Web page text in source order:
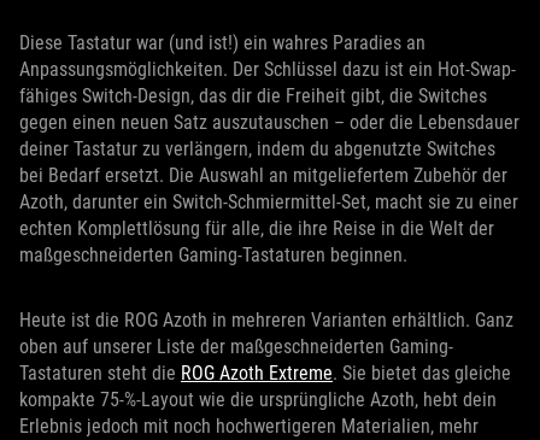
Diese Tastatur war (und ist!) ein wahres Paradies an
Anpassungsmöglichkeiten. Der Schlüssel dazu ist ein Hot-Swap-
fähiges Switch-Design, das dir die Freiheit gibt, die Switches
gegen einen neuen Satz auszutauschen – oder die Lebensdauer
deiner Tastatur zu verlängern, indem du abgenutzte Switches
bei Bedarf ersetzt. Die Auswahl an mitgeliefertem Zubehör der
Azoth, darunter ein Switch-Schmiermittel-Set, macht sie zu einer
echten Komplettlösung für alle, die ihre Reise in die Welt der
maßgeschneiderten Gaming-Tastaturen beginnen.
Heute ist die ROG Azoth in mehreren Varianten erhältlich. Ganz
oben auf unserer Liste der maßgeschneiderten Gaming-
Tastaturen steht die ROG Azoth Extreme. Sie bietet das gleiche
kompakte 75-%-Layout wie die ursprüngliche Azoth, hebt dein
Erlebnis jedoch mit noch hochwertigeren Materialien, mehr